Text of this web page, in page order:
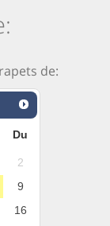
de:
Du
2
9
16